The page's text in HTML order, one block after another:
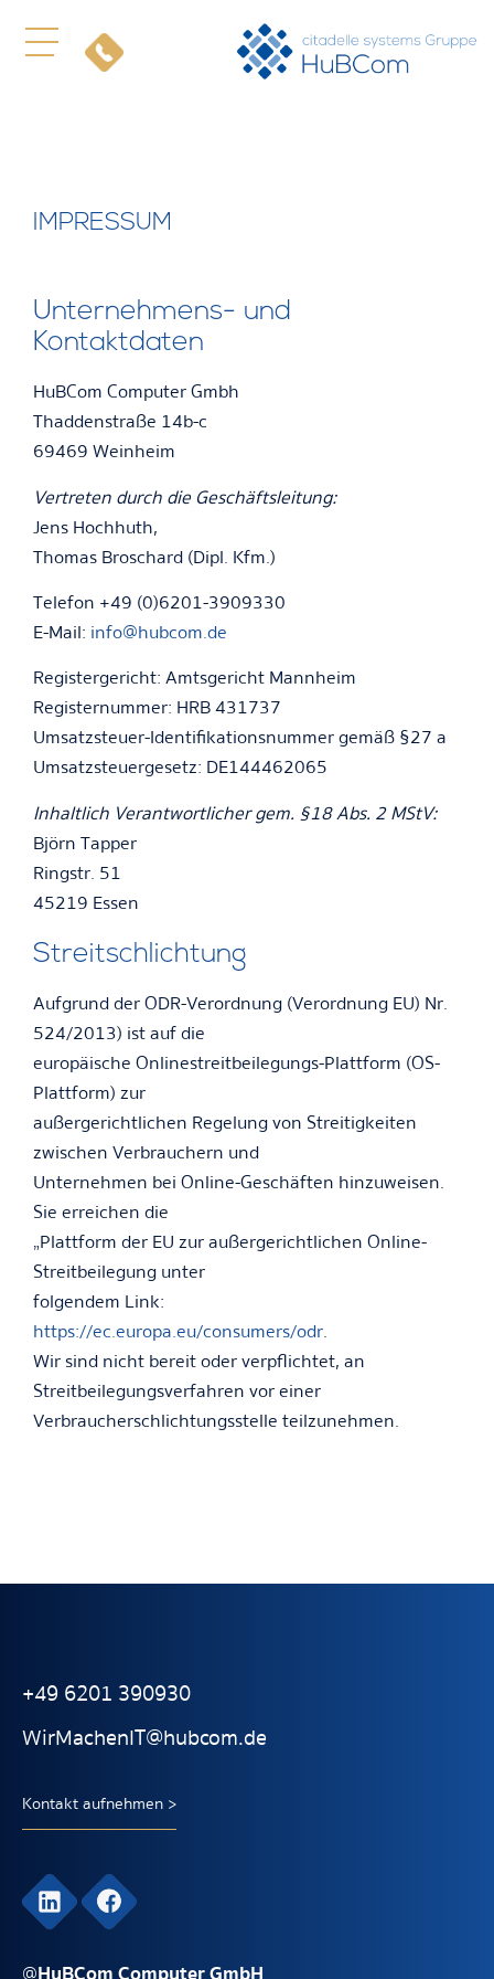
IMPRESSUM
Unternehmens- und
Kontaktdaten
HuBCom Computer Gmbh
Thaddenstraße 14b-c
69469 Weinheim
Vertreten durch die Geschäftsleitung:
Jens Hochhuth,
Thomas Broschard (Dipl. Kfm.)
Telefon +49 (0)6201-3909330
E-Mail: info@hubcom.de
Registergericht: Amtsgericht Mannheim
Registernummer: HRB 431737
Umsatzsteuer-Identifikationsnummer gemäß §27 a
Umsatzsteuergesetz: DE144462065
Inhaltlich Verantwortlicher gem. §18 Abs. 2 MStV:
Björn Tapper
Ringstr. 51
45219 Essen
Streitschlichtung
Aufgrund der ODR-Verordnung (Verordnung EU) Nr.
524/2013) ist auf die
europäische Onlinestreitbeilegungs-Plattform (OS-
Plattform) zur
außergerichtlichen Regelung von Streitigkeiten
zwischen Verbrauchern und
Unternehmen bei Online-Geschäften hinzuweisen.
Sie erreichen die
„Plattform der EU zur außergerichtlichen Online-
Streitbeilegung unter
folgendem Link:
https://ec.europa.eu/consumers/odr.
Wir sind nicht bereit oder verpflichtet, an
Streitbeilegungsverfahren vor einer
Verbraucherschlichtungsstelle teilzunehmen.
+49 6201 390930
WirMachenIT@hubcom.de
Kontakt aufnehmen >